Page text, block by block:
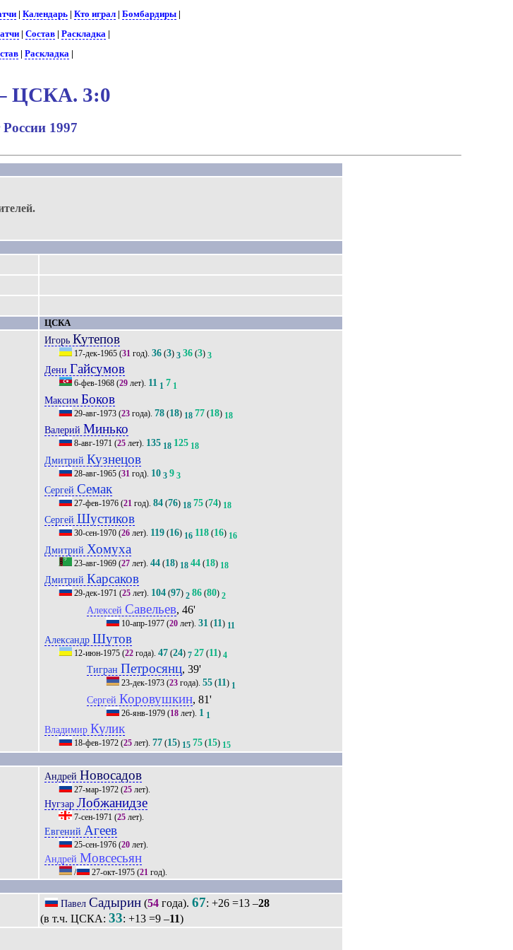
|Календарь |Кто играл |Бомбардиры
|Состав |Раскладка |
|Раскладка |
ЦСКА. 3:0
1997
ЦСКА
Игорь Кутепов
17-дек-1965 (31 год).36 (3) 3 36 (3) 3
ДениГайсумов
6-фев-1968 (29 лет). 11 1 7 1
Максим Боков
29-авг-1973 (23 года).78 (18) 18 77 (18) 18
Валерий Минько
8-авг-1971 (25 лет). 135 18 125 18
Дмитрий Кузнецов
28-авг-1965 (31 год). 10 3 9 3
СергейСемак
27-фев-1976 (21 год).84 (76) 18 75 (74) 18
СергейШустиков
30-сен-1970 (26 лет). 119 (16) 16 118 (16) 16
Дмитрий Хомуха
23-авг-1969 (27 лет).44 (18) 18 44 (18) 18
Дмитрий Карсаков
29-дек-1971 (25 лет). 104 (97) 2 86 (80) 2
АлексейСавельев, 46'
10-апр-1977(20лет). 31 (11) 11
Александр Шутов
12-июн-1975 (22 года).47 (24) 7 27 (11) 4
ТигранПетросянц, 39'
23-дек-1973(23года). 55(11) 1
Сергей Коровушкин, 81'
26-янв-1979(18лет). 1 1
Владимир Кулик
18-фев-1972 (25 лет).77 (15) 15 75 (15) 15
Андрей Новосадов
27-мар-1972 (25 лет).
НугзарЛобжанидзе
7-сен-1971 (25 лет).
Евгений Агеев
25-сен-1976 (20 лет).
Андрей Мовсесьян
/ 27-окт-1975 (21 год).
ПавелСадырин (54 года).67: +26 =13 –28
(в т.ч. ЦСКА: 33: +13 =9 –11)